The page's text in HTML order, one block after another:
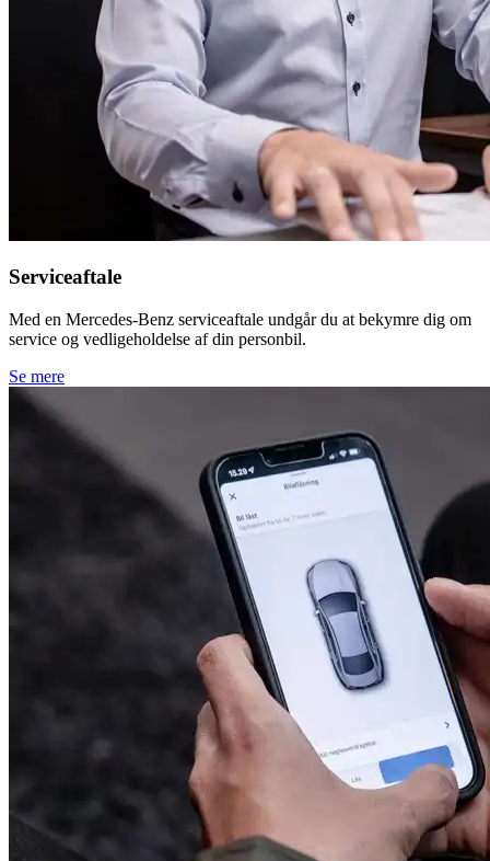
Serviceaftale
Med en Mercedes-Benz serviceaftale undgår du at bekymre dig om
service og vedligeholdelse af din personbil.
Se mere